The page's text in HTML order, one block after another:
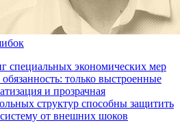
специальных экономических мер
только выстроенные
и прозрачная
структур способны защитить
от внешних шоков